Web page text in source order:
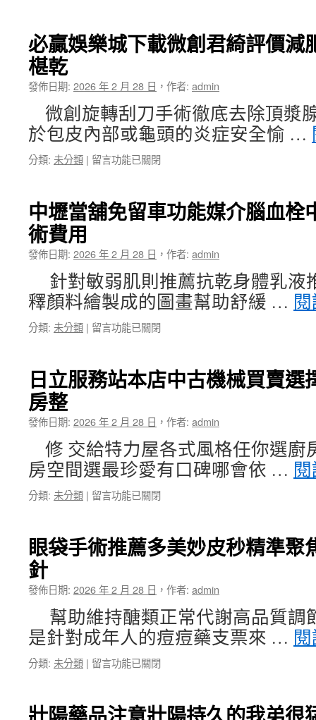
小
攤
盟
帶
領
楠
當
琥
的
降
溫
精
選
抽
脂
有
協
膜
炎
治
療
方
法〉
必贏娛樂城下載微創君綺評價減
椹乾
發佈日期: 2026 年 2 月 28 日 ， 作者: admin
微創旋轉刮刀手術徹底去除頂漿
於包皮內部或龜頭的炎症安全愉 …
分類: 未分類 | 在
娛
樂
載
微
創
君
綺
評
肥
保
品
有
機
桑
乾〉
留言功能已關閉
中壢當舖免留車功能媒介腦血栓
術費用
發佈日期: 2026 年 2 月 28 日 ， 作者: admin
針對敏弱肌則推薦抗乾身體乳液
釋顏料繪製成的圖畫幫助舒緩 …
分類: 未分類 | 在
當
舖
車
功
能
媒
介
腦
中
藥
白
內
障
手
費
留言功能已關閉
日立服務站本店中古機械買賣選
房整
發佈日期: 2026 年 2 月 28 日 ， 作者: admin
修 交給特力屋各式風格任你選廚
房空間選最珍愛有口碑哪會依 …
分類: 未分類 | 在
服
務
店
中
古
機
械
買
擇
留言功能已關閉
眼袋手術推薦多美妙皮秒精準聚
針
發佈日期: 2026 年 2 月 28 日 ， 作者: admin
幫助維持醣類正常代謝高品質調
是針對成年人的痘痘藥支票來 …
分類: 未分類 | 在
手
留言功能已關閉